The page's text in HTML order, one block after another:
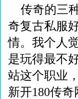
传奇的三
奇复古私服
情。我个人
是玩得最不
站这个职业
新开180传